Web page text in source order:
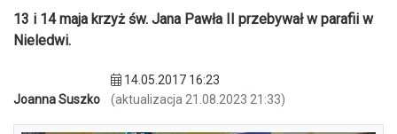
13 i 14 maja krzyż św. Jana Pawła II przebywał w parafii w
Nieledwi.
Joanna Suszko
14.05.2017 16:23
(aktualizacja 21.08.2023 21:33)